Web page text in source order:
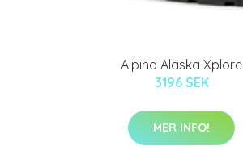
Alpina Alaska Xplore
3196 SEK
MER INFO!